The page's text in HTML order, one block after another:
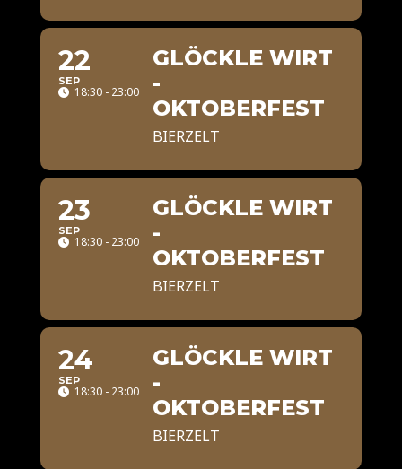
22
SEP
18:30 - 23:00
GLÖCKLE WIRT
-
OKTOBERFEST
BIERZELT
23
SEP
18:30 - 23:00
GLÖCKLE WIRT
-
OKTOBERFEST
BIERZELT
24
SEP
18:30 - 23:00
GLÖCKLE WIRT
-
OKTOBERFEST
BIERZELT